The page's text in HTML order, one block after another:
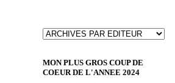
MON PLUS GROS COUP DE
COEUR DE L'ANNEE 2024